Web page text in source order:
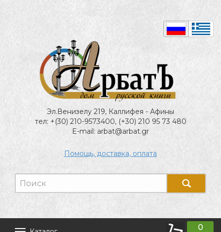
Эл.Венизелу 219, Каллифея - Афины
тел: +(30) 210-9573400, (+30) 210 95 73 480
E-mail: arbat@arbat.gr
Помощь, доставка, оплата
0